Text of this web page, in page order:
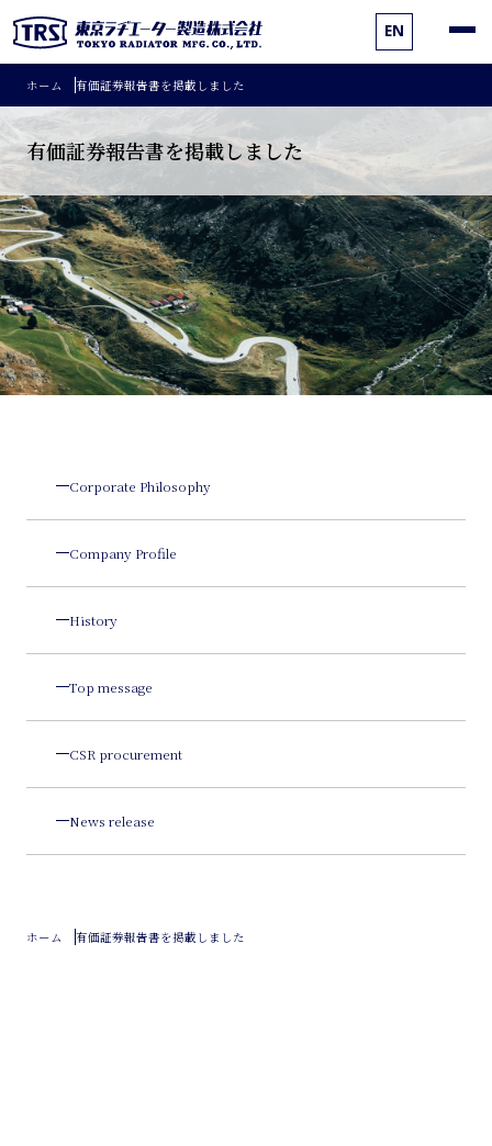
EN
ホーム 有価証券報告書を掲載しました
有価証券報告書を掲載しました
Corporate Philosophy
Company Profile
History
Top message
CSR procurement
News release
ホーム 有価証券報告書を掲載しました